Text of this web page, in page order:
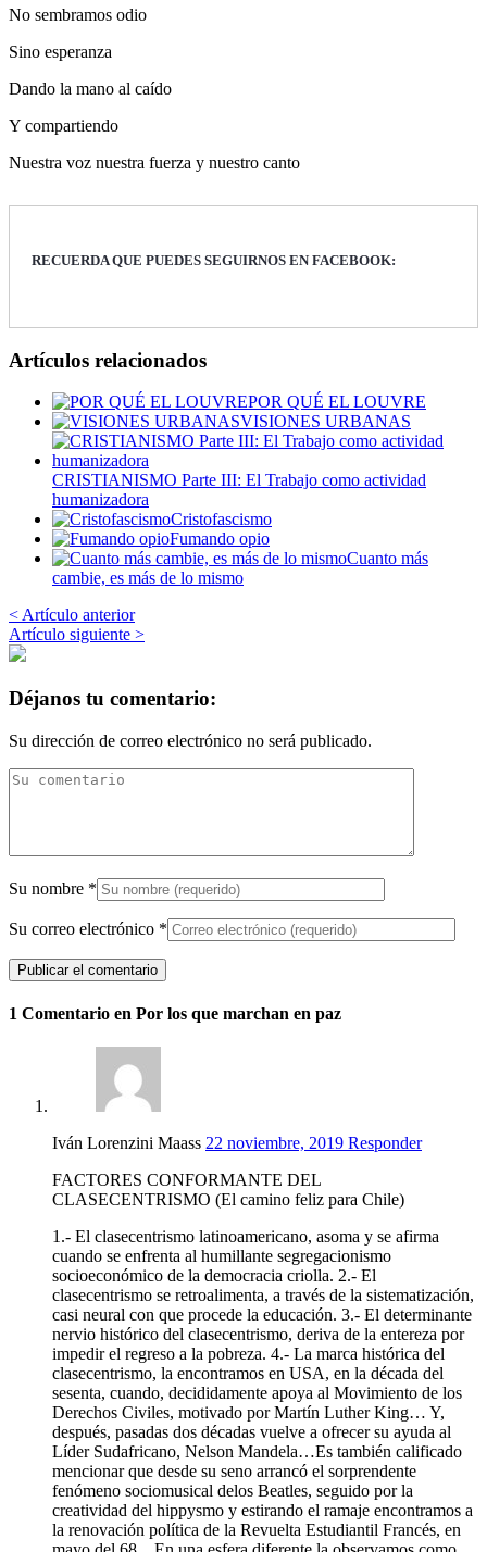
No sembramos odio
Sino esperanza
Dando la mano al caído
Y compartiendo
Nuestra voz nuestra fuerza y nuestro canto
RECUERDA QUE PUEDES SEGUIRNOS EN FACEBOOK:
Artículos relacionados
POR QUÉ EL LOUVRE
VISIONES URBANAS
CRISTIANISMO Parte III: El Trabajo como actividad
humanizadora
Cristofascismo
Fumando opio
Cuanto más
cambie, es más de lo mismo
< Artículo anterior
Artículo siguiente >
Déjanos tu comentario:
Su dirección de correo electrónico no será publicado.
Su nombre *
Su correo electrónico *
1 Comentario en Por los que marchan en paz
Iván Lorenzini Maass 22 noviembre, 2019 Responder
FACTORES CONFORMANTE DEL
CLASECENTRISMO (El camino feliz para Chile)
1.- El clasecentrismo latinoamericano, asoma y se afirma
cuando se enfrenta al humillante segregacionismo
socioeconómico de la democracia criolla. 2.- El
clasecentrismo se retroalimenta, a través de la sistematización,
casi neural con que procede la educación. 3.- El determinante
nervio histórico del clasecentrismo, deriva de la entereza por
impedir el regreso a la pobreza. 4.- La marca histórica del
clasecentrismo, la encontramos en USA, en la década del
sesenta, cuando, decididamente apoya al Movimiento de los
Derechos Civiles, motivado por Martín Luther King… Y,
después, pasadas dos décadas vuelve a ofrecer su ayuda al
Líder Sudafricano, Nelson Mandela…Es también calificado
mencionar que desde su seno arrancó el sorprendente
fenómeno sociomusical delos Beatles, seguido por la
creatividad del hippysmo y estirando el ramaje encontramos a
la renovación política de la Revuelta Estudiantil Francés, en